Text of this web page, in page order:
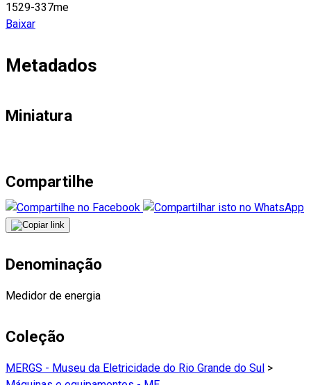
1529-337me
Baixar
Metadados
Miniatura
Compartilhe
Denominação
Medidor de energia
Coleção
MERGS - Museu da Eletricidade do Rio Grande do Sul >